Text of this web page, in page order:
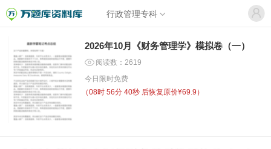
行政管理专科
2026年10月《财务管理学》模拟卷（一）
阅读数：2619
今日限时免费
（08时 56分 40秒 后恢复原价¥69.9）